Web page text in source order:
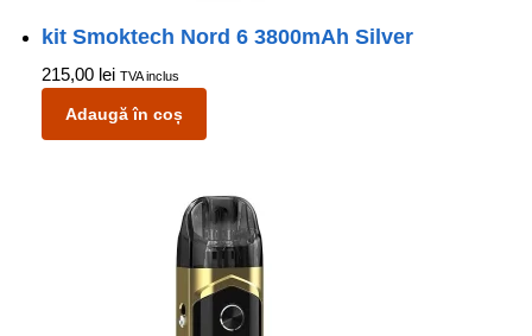
kit Smoktech Nord 6 3800mAh Silver
215,00 lei TVA inclus
Adaugă în coș